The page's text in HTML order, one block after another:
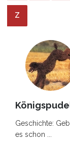
Z
Geschichte:
es schon ...